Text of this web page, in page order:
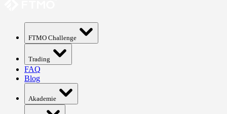
FTMO Challenge
Trading
FAQ
Blog
Akademie